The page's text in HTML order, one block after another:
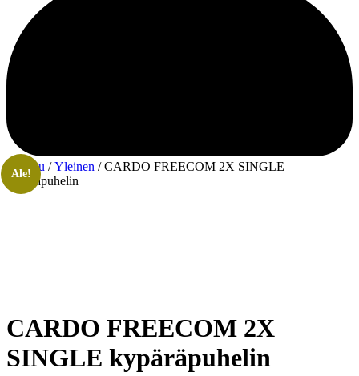
Etusivu /Yleinen / CARDO FREECOM 2X SINGLE
kypäräpuhelin
Ale!
CARDO FREECOM 2X
SINGLE kypäräpuhelin